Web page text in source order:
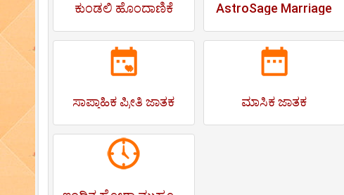
ಕುಂಡಲಿ ಹೊಂದಾಣಿಕೆ AstroSage Marriage
ಸಾಪ್ತಾಹಿಕ ಪ್ರೀತಿ ಜಾತಕ ಮಾಸಿಕ ಜಾತಕ